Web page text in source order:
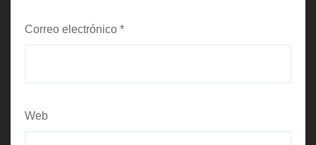
Correo electrónico *
Web